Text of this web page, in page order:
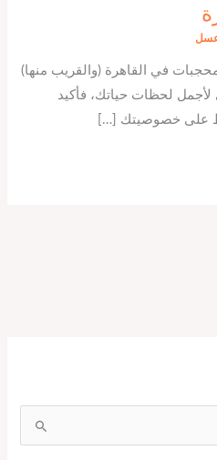
في القاهرة (والقريب منها)
لحظات حياتك، فأكيد
على خصوصيتك […]